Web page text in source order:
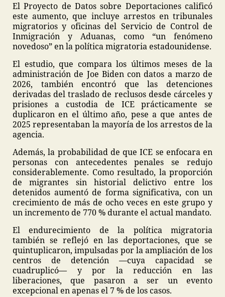
El Proyecto de Datos sobre Deportaciones calificó
este aumento, que incluye arrestos en tribunales
migratorios y oficinas del Servicio de Control de
Inmigración y Aduanas, como “un fenómeno
novedoso” en la política migratoria estadounidense.
El estudio, que compara los últimos meses de la
administración de Joe Biden con datos a marzo de
2026, también encontró que las detenciones
derivadas del traslado de reclusos desde cárceles y
prisiones a custodia de ICE prácticamente se
duplicaron en el último año, pese a que antes de
2025 representaban la mayoría de los arrestos de la
agencia.
Además, la probabilidad de que ICE se enfocara en
personas con antecedentes penales se redujo
considerablemente. Como resultado, la proporción
de migrantes sin historial delictivo entre los
detenidos aumentó de forma significativa, con un
crecimiento de más de ocho veces en este grupo y
un incremento de 770 % durante el actual mandato.
El endurecimiento de la política migratoria
también se reflejó en las deportaciones, que se
quintuplicaron, impulsadas por la ampliación de los
centros de detención —cuya capacidad se
cuadruplicó— y por la reducción en las
liberaciones, que pasaron a ser un evento
excepcional en apenas el 7 % de los casos.